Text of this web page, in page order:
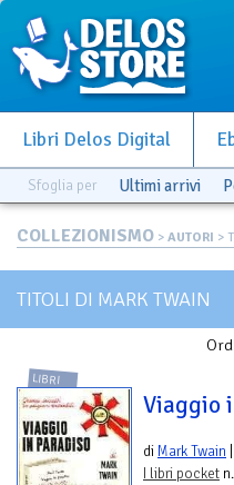
Libri Delos Digital
Sfoglia per Ultimi arrivi
COLLEZIONISMO > AUTORI >
TITOLI DI MARK TWAIN
LIBRI
Viaggio
di Mark Twain
I libri pocket